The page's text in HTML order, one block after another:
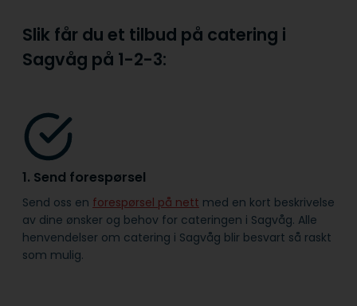
Slik får du et tilbud på catering i
Sagvåg på 1-2-3:
1. Send forespørsel
Send oss en forespørsel på nett med en kort beskrivelse
av dine ønsker og behov for cateringen i Sagvåg. Alle
henvendelser om catering i Sagvåg blir besvart så raskt
som mulig.